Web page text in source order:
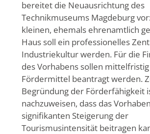
bereitet die Neuausrichtung des
Technikmuseums Magdeburg
kleinen, ehemals ehrenamtlich
Haus soll ein professionelles
Industriekultur werden. Für die
des Vorhabens sollen mittelfristig
Fördermittel beantragt werden.
Begründung der Förderfähigkeit
nachzuweisen, dass das
signifikanten Steigerung der
Tourismusintensität beitragen